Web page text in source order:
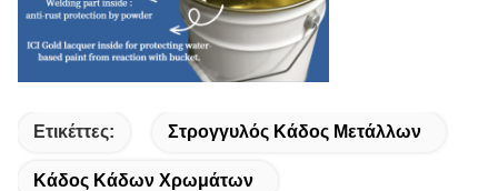
Ετικέττες: Στρογγυλός Κάδος Μετάλλων
Κάδος Κάδων Χρωμάτων